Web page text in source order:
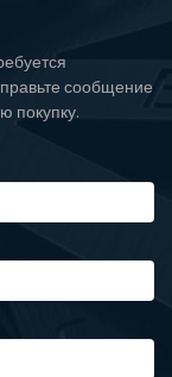
сообщение
покупку.